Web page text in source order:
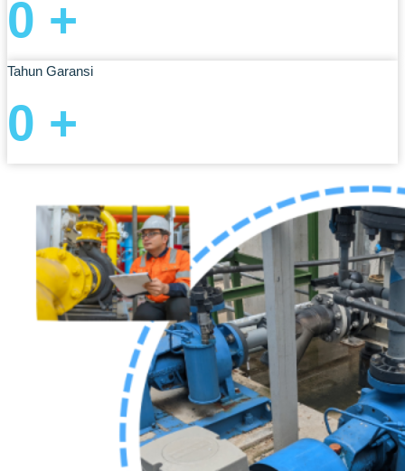
0 +
Tahun Garansi
0 +